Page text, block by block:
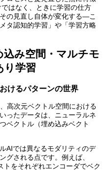
はなく、ときに学習の仕方
の見直し自体が変化する—こ
タ認知的学習」や「学習方略
込み空間・マルチモ
り学習
けるパターンの世界
高次元ベクトル空間における
ったデータは、ニューラルネ
ベクトル（埋め込みベクト
AIでは異なるモダリティのデ
グされる点です。例えば、
をそれぞれエンコーダでベク